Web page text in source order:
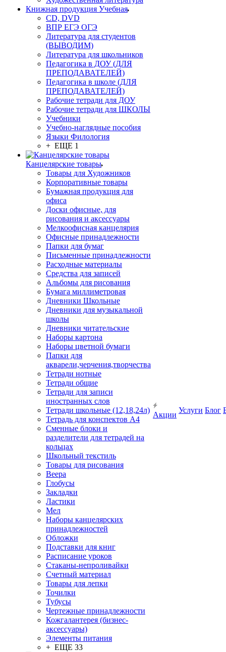
Книжная продукция Учебная
CD, DVD
ВПР ЕГЭ ОГЭ
Литература для студентов
(ВЫВОДИМ)
Литература для школьников
Педагогика в ДОУ (ДЛЯ
ПРЕПОДАВАТЕЛЕЙ)
Педагогика в школе (ДЛЯ
ПРЕПОДАВАТЕЛЕЙ)
Рабочие тетради для ДОУ
Рабочие тетради для ШКОЛЫ
Учебники
Учебно-наглядные пособия
Языки Филология
+ ЕЩЕ 1
Канцелярские товары
Товары для Художников
Корпоративные товары
Бумажная продукция для
офиса
Доски офисные, для
рисования и аксессуары
Мелкоофисная канцелярия
Офисные принадлежности
Папки для бумаг
Письменные принадлежности
Расходные материалы
Средства для записей
Альбомы для рисования
Бумага миллиметровая
Дневники Школьные
Дневники для музыкальной
школы
Дневники читательские
Наборы картона
Наборы цветной бумаги
Папки для
акварели,черчения,творчества
Тетради нотные
Тетради общие
Тетради для записи
иностранных слов
Тетради школьные (12,18,24л)
Тетрадь для конспектов А4
Сменные блоки и
разделители для тетрадей на
кольцах
Школьный текстиль
Товары для рисования
Веера
Глобусы
Закладки
Ластики
Мел
Наборы канцелярских
принадлежностей
Обложки
Подставки для книг
Расписание уроков
Стаканы-непроливайки
Счетный материал
Товары для лепки
Точилки
Тубусы
Чертежные принадлежности
Кожгалантерея (бизнес-
аксессуары)
Элементы питания
+ ЕЩЕ 33
Акции
Услуги Блог